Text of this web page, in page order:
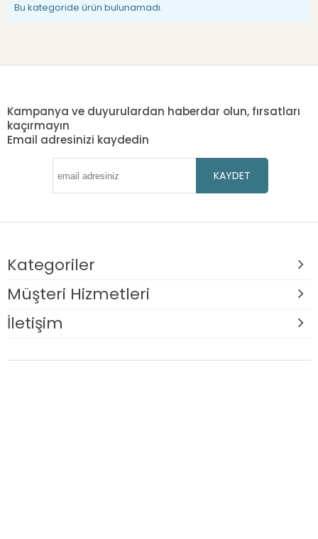
Bu kategoride ürün bulunamadı.
Kampanya ve duyurulardan haberdar olun, fırsatları
kaçırmayın
Email adresinizi kaydedin
KAYDET
Kategoriler
Müşteri Hizmetleri
İletişim